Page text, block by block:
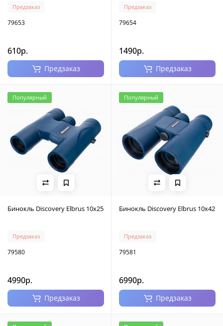
Предзаказ
79653
610р.
Предзаказ
Предзаказ
79654
1490р.
Предзаказ
Популярный
Бинокль Discovery Elbrus 10x25
Предзаказ
79580
4990р.
Предзаказ
Популярный
Бинокль Discovery Elbrus 10x42
Предзаказ
79581
6990р.
Предзаказ